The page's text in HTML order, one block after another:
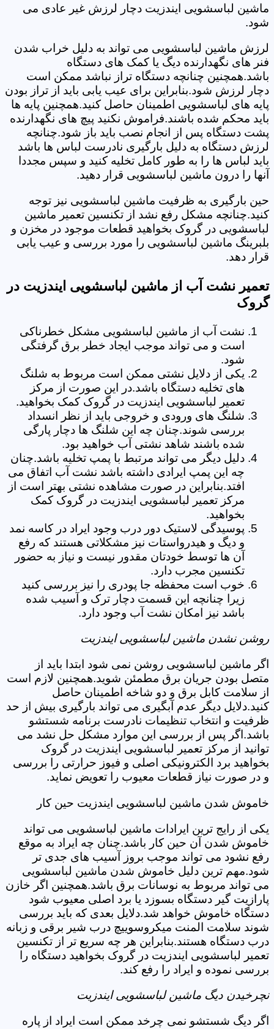
ماشین لباسشویی ایندزیت دچار لرزش غیر عادی می
شود.
لرزش ماشین لباسشویی می تواند به دلیل خراب شدن
فنر های نگهدارنده دیگ یا کمک های دستگاه
باشد.همچنین چنانچه دستگاه تراز نباشد ممکن است
دچار لرزش شود.بنابراین برای عیب یابی باید از تراز بودن
پایه های لباسشویی اطمینان حاصل کنید.همچنین پایه ها
باید محکم شده باشند.فراموش نکنید پیچ های نگهدارنده
پشت دستگاه پس از انجام نصب باید باز شود.چنانچه
لرزش دستگاه به دلیل بارگیری نادرست لباس ها باشد
باید لباس ها را به طور کامل تخلیه کنید و سپس مجددا
آنها را درون ماشین لباسشویی قرار دهید.
حین بارگیری به ظرفیت ماشین لباسشویی نیز توجه
کنید.چنانچه مشکل رفع نشد از تکنسین تعمیر ماشین
لباسشویی در گروک بخواهید قطعات موجود در مخزن و
بلبرینگ ماشین لباسشویی را مورد بررسی و عیب یابی
قرار دهد.
تعمیر نشت آب از ماشین لباسشویی ایندزیت در
گروک
نشت آب از ماشین لباسشویی مشکل خطرناکی
است و می تواند موجب ایجاد خطر برق گرفتگی
شود.
یکی از دلایل نشتی ممکن است مربوط به شلنگ
های تخلیه دستگاه باشد.در این صورت از مرکز
تعمیر لباسشویی ایندزیت در گروک کمک بخواهید.
شلنگ های ورودی و خروجی باید از نظر انسداد
بررسی شوند.چنان چه این شلنگ ها دچار پارگی
شده باشند شاهد نشتی آب خواهید بود.
دلیل دیگر می تواند مرتبط با پمپ تخلیه باشد.چنان
چه این پمپ ایرادی داشته باشد نشت آب اتفاق می
افتد.بنابراین در صورت مشاهده نشتی بهتر است از
مرکز تعمیر لباسشویی ایندزیت در گروک کمک
بخواهید.
پوسیدگی لاستیک دور درب وجود ایراد در کاسه نمد
و دیگ و هیدرواستات نیز مشکلاتی هستند که رفع
آن ها توسط خودتان مقدور نیست و نیاز به حضور
تکنسین مجرب دارد.
خوب است محفظه جا پودری را نیز بررسی کنید
زیرا چنانچه این قسمت دچار ترک و آسیب شده
باشد نیز امکان نشت آب وجود دارد.
روشن نشدن ماشین لباسشویی ایندزیت
اگر ماشین لباسشویی روشن نمی شود ابتدا باید از
متصل بودن جریان برق مطمئن شوید.همچنین لازم است
از سلامت کابل برق و دو شاخه اطمینان حاصل
کنید.دلایل دیگر عدم آبگیری می تواند بارگیری بیش از حد
ظرفیت و انتخاب تنظیمات نادرست برنامه شستشو
باشد.اگر پس از بررسی این موارد مشکل حل نشد می
توانید از مرکز تعمیر لباسشویی ایندزیت در گروک
بخواهید برد الکترونیکی اصلی و فیوز حرارتی را بررسی
و در صورت نیاز قطعات معیوب را تعویض نماید.
خاموش شدن ماشین لباسشویی ایندزیت حین کار
یکی از رایج ترین ایرادات ماشین لباسشویی می تواند
خاموش شدن آن حین کار باشد.چنان چه ایراد به موقع
رفع نشود می تواند موجب بروز آسیب های جدی تر
شود.مهم ترین دلیل خاموش شدن ماشین لباسشویی
می تواند مربوط به نوسانات برق باشد.همچنین اگر خازن
پارازیت گیر دستگاه بسوزد یا برد اصلی معیوب شود
دستگاه خاموش خواهد شد.دلایل بعدی که باید بررسی
شوند سلامت المنت میکروسوییچ درب شیر برقی و زبانه
درب دستگاه هستند.بنابراین هر چه سریع تر از تکنسین
تعمیر لباسشویی ایندزیت در گروک بخواهید دستگاه را
بررسی نموده و ایراد را رفع کند.
نچرخیدن دیگ ماشین لباسشویی ایندزیت
اگر دیگ شستشو نمی چرخد ممکن است ایراد از پاره